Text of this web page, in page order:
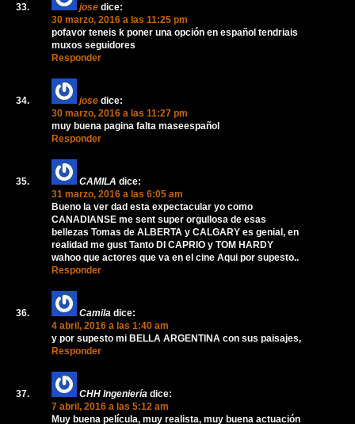
jose dice:
30 marzo, 2016 a las 11:25 pm
pofavor teneis k poner una opción en español tendriais
muxos seguidores
Responder
jose dice:
30 marzo, 2016 a las 11:27 pm
muy buena pagina falta maseespañol
Responder
CAMILA dice:
31 marzo, 2016 a las 6:05 am
Bueno la ver dad esta expectacular yo como
CANADIANSE me sent super orgullosa de esas
bellezas Tomas de ALBERTA y CALGARY es genial, en
realidad me gust Tanto DI CAPRIO y TOM HARDY
wahoo que actores que va en el cine Aqui por supesto..
Responder
Camila dice:
4 abril, 2016 a las 1:40 am
y por supesto mi BELLA ARGENTINA con sus paisajes,
Responder
CHH Ingeniería dice:
7 abril, 2016 a las 5:12 am
Muy buena película, muy realista, muy buena actuación